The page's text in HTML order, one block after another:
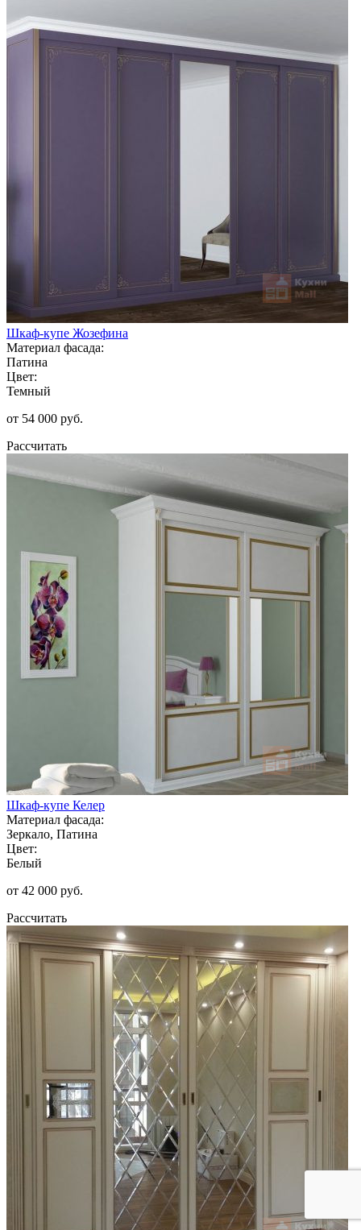
Шкаф-купе Жозефина
Материал фасада:
Патина
Цвет:
Темный
от 54 000 руб.
Рассчитать
Шкаф-купе Келер
Материал фасада:
Зеркало, Патина
Цвет:
Белый
от 42 000 руб.
Рассчитать